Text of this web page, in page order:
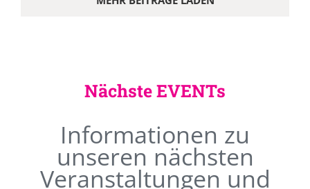
Nächste EVENTs
Informationen zu
unseren nächsten
Veranstaltungen und